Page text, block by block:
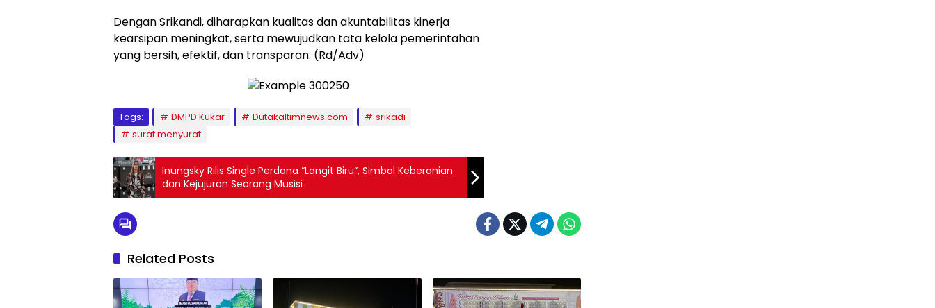
Dengan Srikandi, diharapkan kualitas dan akuntabilitas kinerja
kearsipan meningkat, serta mewujudkan tata kelola pemerintahan
yang bersih, efektif, dan transparan. (Rd/Adv)
Tags: DMPD Kukar Dutakaltimnews.com
srikadi
surat menyurat
Inungsky Rilis Single Perdana “Langit Biru”, Simbol Keberanian
dan Kejujuran Seorang Musisi
Related Posts